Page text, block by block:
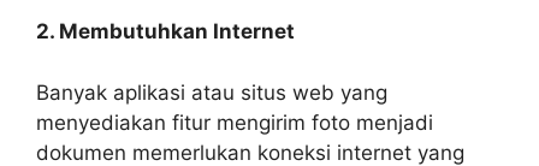
2. Membutuhkan Internet
Banyak aplikasi atau situs web yang
menyediakan fitur mengirim foto menjadi
dokumen memerlukan koneksi internet yang